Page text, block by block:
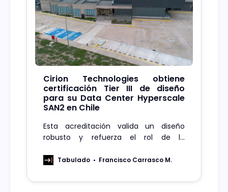
Cirion Technologies obtiene
certificación Tier III de diseño
para su Data Center Hyperscale
SAN2 en Chile
Esta acreditación valida un diseño
robusto y refuerza el rol de la
desarrollo de la economía digital.
Tabulado Francisco Carrasco M.